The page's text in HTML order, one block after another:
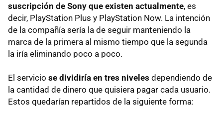
suscripción de Sony que existen actualmente, es
decir, PlayStation Plus y PlayStation Now. La intención
de la compañía sería la de seguir manteniendo la
marca de la primera al mismo tiempo que la segunda
la iría eliminando poco a poco.
El servicio se dividiría en tres niveles dependiendo de
la cantidad de dinero que quisiera pagar cada usuario.
Estos quedarían repartidos de la siguiente forma: